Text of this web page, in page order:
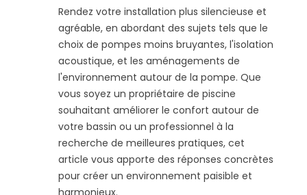
Rendez votre installation plus silencieuse et
agréable, en abordant des sujets tels que le
choix de pompes moins bruyantes, l'isolation
acoustique, et les aménagements de
l'environnement autour de la pompe. Que
vous soyez un propriétaire de piscine
souhaitant améliorer le confort autour de
votre bassin ou un professionnel à la
recherche de meilleures pratiques, cet
article vous apporte des réponses concrètes
pour créer un environnement paisible et
harmonieux.